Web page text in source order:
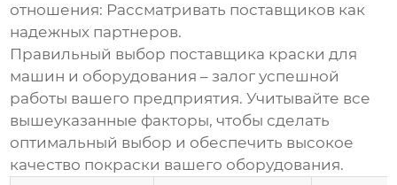
отношения: Рассматривать поставщиков как
надежных партнеров.
Правильный выбор поставщика краски для
машин и оборудования – залог успешной
работы вашего предприятия. Учитывайте все
вышеуказанные факторы, чтобы сделать
оптимальный выбор и обеспечить высокое
качество покраски вашего оборудования.